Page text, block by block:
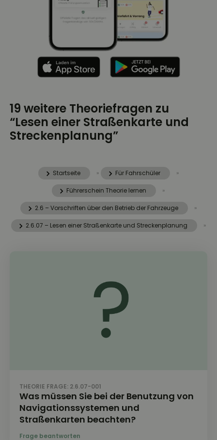
19 weitere Theoriefragen zu
“Lesen einer Straßenkarte und
Streckenplanung”
Startseite » Für Fahrschüler »
Führerschein Theorie lernen »
2.6 – Vorschriften über den Betrieb der Fahrzeuge »
2.6.07 – Lesen einer Straßenkarte und Streckenplanung »
THEORIE FRAGE: 2.6.07-001
Was müssen Sie bei der Benutzung von
Navigationssystemen und
Straßenkarten beachten?